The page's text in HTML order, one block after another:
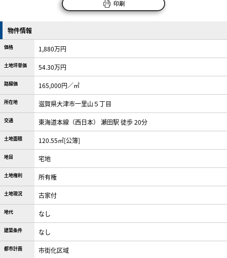
印刷
物件情報
価格 1,880万円
土地坪単価 54.30万円
路線価 165,000円／㎡
所在地 滋賀県大津市一里山５丁目
交通 東海道本線（西日本） 瀬田駅 徒歩 20分
土地面積 120.55㎡[公簿]
地目 宅地
土地権利 所有権
土地現況 古家付
地代 なし
建築条件 なし
都市計画 市街化区域